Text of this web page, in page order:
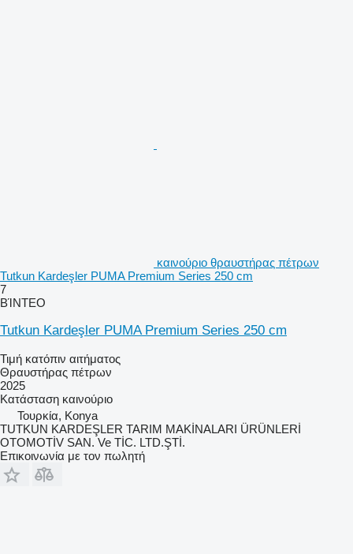
καινούριο θραυστήρας πέτρων
Tutkun Kardeşler PUMA Premium Series 250 cm
7
ΒΊΝΤΕΟ
Tutkun Kardeşler PUMA Premium Series 250 cm
Τιμή κατόπιν αιτήματος
Θραυστήρας πέτρων
2025
Κατάσταση καινούριο
Τουρκία, Konya
TUTKUN KARDEŞLER TARIM MAKİNALARI ÜRÜNLERİ
OTOMOTİV SAN. Ve TİC. LTD.ŞTİ.
Επικοινωνία με τον πωλητή